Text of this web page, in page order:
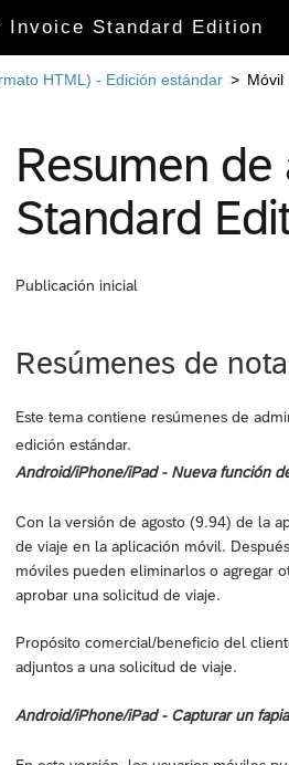
Invoice Standard Edition
HTML) - Edición estándar > Móvil
Resumen
Standard
Publicación inicial
Resúmenes de
Este tema contiene resúmenes de
edición estándar.
Android/iPhone/iPad - Nueva función
Con la versión de agosto (9.94) de la
de viaje en la aplicación móvil.
móviles pueden eliminarlos o agregar
aprobar una solicitud de viaje.
Propósito comercial/beneficio del
adjuntos a una solicitud de viaje.
Android/iPhone/iPad - Capturar un